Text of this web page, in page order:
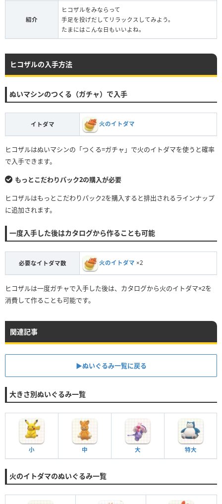
紹介
ヒコザルをみならって
手足を投げだしてリラックスしてみよう。
たまにはこんな日もいいよね。
ヒコザルの入手方法
ぬいマシンのつくる（ガチャ）で入手
イトダマ 火のイトダマ
ヒコザルはぬいマシンの「つくる=ガチャ」で火のイトダマを使うと確率
で入手できます。
もっとこだわりパック2の購入が必要
ヒコザルはもっとこだわりパック2を購入すると排出されるラインナップ
に追加されます。
一度入手した後はカタログから作ることも可能
必要なイトダマ数 火のイトダマ ×2
ヒコザルは一度ガチャで入手した後は、カタログから火のイトダマ×2を
消費して作ることも可能です。
関連記事
▶︎ぬいぐるみ一覧に戻る
大きさ別ぬいぐるみ一覧
小 中 大 特大
火のイトダマのぬいぐるみ一覧